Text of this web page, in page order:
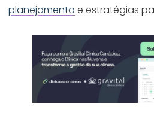
planejamento e estratégias